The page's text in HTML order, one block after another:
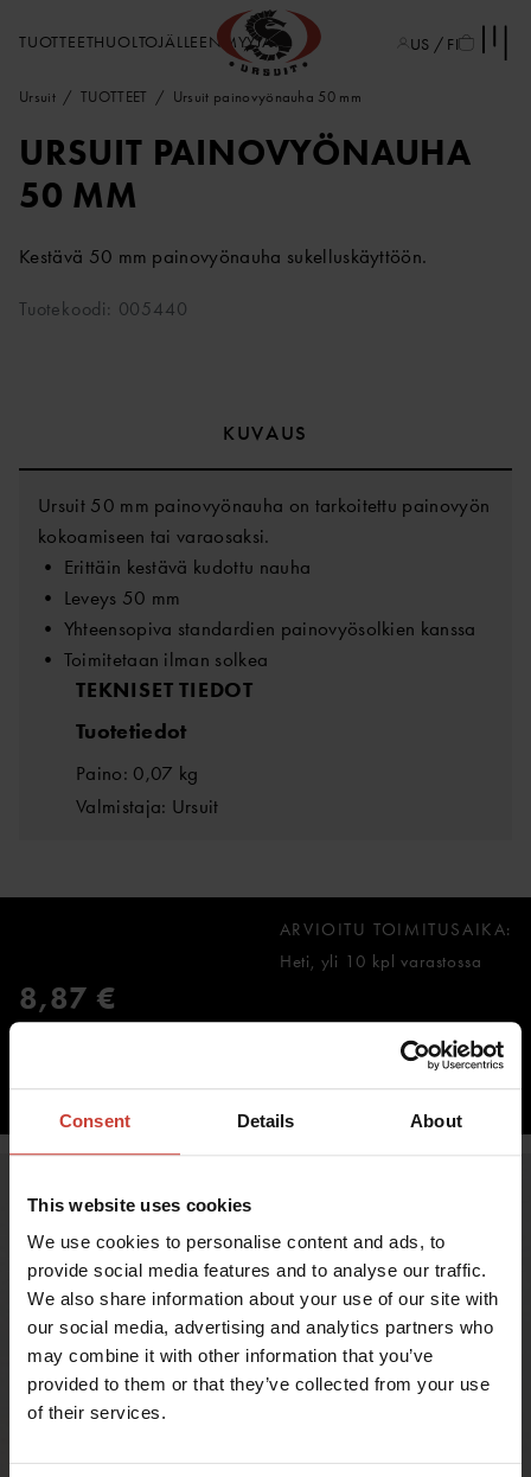
Consent Details About
This website uses cookies
We use cookies to personalise content and ads, to
provide social media features and to analyse our traffic.
We also share information about your use of our site with
our social media, advertising and analytics partners who
may combine it with other information that you’ve
provided to them or that they’ve collected from your use
of their services.
TUOTTEETHUOLTOJÄLLEENMYYJÄT US / FI
Ursuit TUOTTEET Ursuit painovyönauha 50 mm
URSUIT PAINOVYÖNAUHA
50 MM
Kestävä 50 mm painovyönauha sukelluskäyttöön.
Tuotekoodi: 005440
KUVAUS
Ursuit 50 mm painovyönauha on tarkoitettu painovyön
kokoamiseen tai varaosaksi.
• Erittäin kestävä kudottu nauha
• Leveys 50 mm
• Yhteensopiva standardien painovyösolkien kanssa
• Toimitetaan ilman solkea
TEKNISET TIEDOT
Tuotetiedot
Paino: 0,07 kg
Valmistaja: Ursuit
ARVIOITU TOIMITUSAIKA:
Heti, yli 10 kpl varastossa
8,87 €
TURVALLISUUTTA JA MUKAVUUTTA